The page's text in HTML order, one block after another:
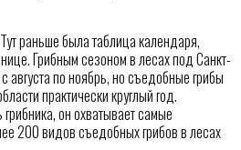
раньше была таблица календаря,
Грибным сезоном в лесах под Санкт-
августа по ноябрь, но съедобные грибы
практически круглый год.
он охватывает самые
200 видов съедобных грибов в лесах